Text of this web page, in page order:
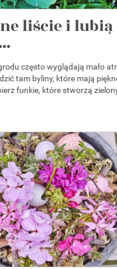
liście i
często wyglądają mało
tam byliny, które mają
funkie, które stworzą